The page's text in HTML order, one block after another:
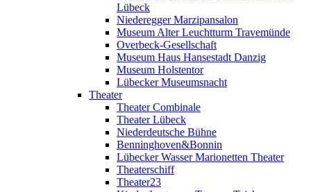
Lübeck
Niederegger Marzipansalon
Museum Alter Leuchtturm Travemünde
Overbeck-Gesellschaft
Museum Haus Hansestadt Danzig
Museum Holstentor
Lübecker Museumsnacht
Theater
Theater Combinale
Theater Lübeck
Niederdeutsche Bühne
Benninghoven&Bonnin
Lübecker Wasser Marionetten Theater
Theaterschiff
Theater23